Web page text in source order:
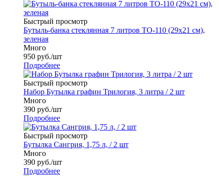
Быстрый просмотр
Бутыль-банка стеклянная 7 литров ТО-110 (29х21 см),
зеленая
Много
950 руб./шт
Подробнее
Быстрый просмотр
Набор Бутылка графин Трилогия, 3 литра / 2 шт
Много
390 руб./шт
Подробнее
Быстрый просмотр
Бутылка Сангрия, 1,75 л, / 2 шт
Много
390 руб./шт
Подробнее